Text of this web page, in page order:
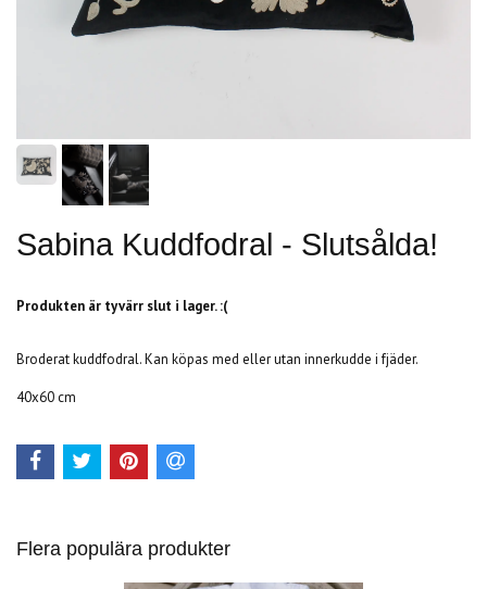
Sabina Kuddfodral - Slutsålda!
Produkten är tyvärr slut i lager. :(
Broderat kuddfodral. Kan köpas med eller utan innerkudde i fjäder.
40x60 cm
Flera populära produkter